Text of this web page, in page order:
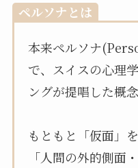
ペルソナとは
本来ペルソナ
で、スイスの心理
ングが提唱した概念
もともと「仮面」
「人間の外的側面